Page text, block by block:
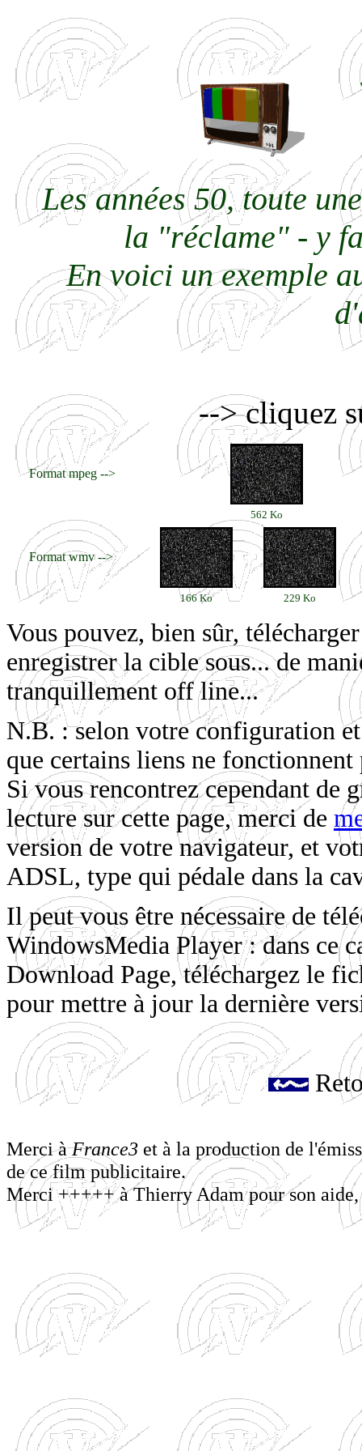
Les années 50, toute
la "réclame" - y
En voici un exemple
--> cliquez
Format mpeg -->
562 Ko
Format wmv -->
166 Ko 229 Ko
Vous pouvez, bien sûr,
enregistrer la cible sous... de
tranquillement off line...
N.B. : selon votre configuration
que certains liens ne fonctionnent
Si vous rencontrez cependant de
lecture sur cette page, merci de
version de votre navigateur, et
ADSL, type qui pédale dans la
Il peut vous être nécessaire de
WindowsMedia Player : dans ce
Download Page, téléchargez le
pour mettre à jour la dernière
Merci àFrance3 et à la production de
de ce film publicitaire.
Merci +++++ à Thierry Adam pour son aide,